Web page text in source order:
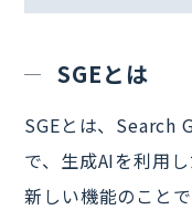
SGEとは
SGEとは、Search
で、生成AIを利用
新しい機能のこと